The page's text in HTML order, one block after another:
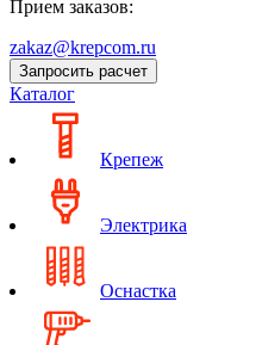
Прием заказов:
zakaz@krepcom.ru
Запросить расчет
Каталог
Крепеж
Электрика
Оснастка